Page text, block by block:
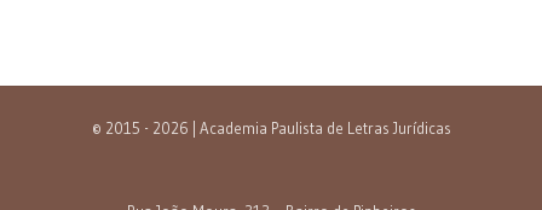
© 2015 - 2026 | Academia Paulista de Letras Jurídicas